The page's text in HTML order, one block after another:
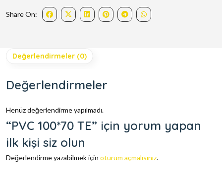
Share On:
Değerlendirmeler (0)
Değerlendirmeler
Henüz değerlendirme yapılmadı.
“PVC 100*70 TE” için yorum yapan
ilk kişi siz olun
Değerlendirme yazabilmek için oturum açmalısınız.